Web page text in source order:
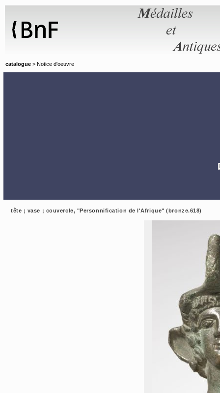
catalogue > Notice d'oeuvre
tête ; vase ; couvercle, "Personnification de l'Afrique" (bronze.618)